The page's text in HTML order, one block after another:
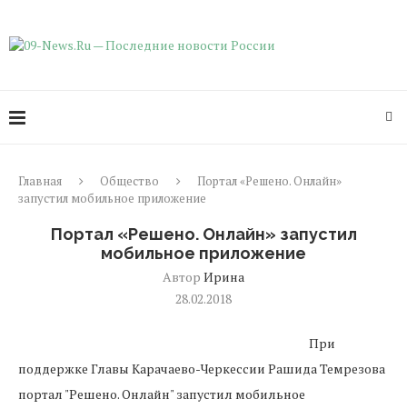
Главная Общество
Портал «Решено. Онлайн»
запустил мобильное приложение
Портал «Решено. Онлайн» запустил
мобильное приложение
Автор Ирина
28.02.2018
При
поддержке Главы Карачаево-Черкессии Рашида Темрезова
портал "Решено. Онлайн" запустил мобильное